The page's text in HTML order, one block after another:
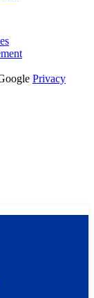
Privacy